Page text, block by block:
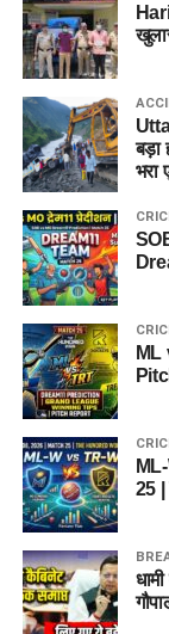
जेल नहीं,
होगा माहौल
आलंबन गांव की सबसे
और बच्चों को यह
हैं। इसके बजाय पूरा
किया जाएगा, जहां
विकास से जुड़ी
परिसर को आधुनिक
केंद्र भी खोले जाएंगे।
उपलब्ध कराई जा
बच्चों को रहने की
है, जहां वे खुद को
सकें।
5 एकड़
आलंबन गांव
बताई गई है। विभाग
आसपास जमीन
बड़ा
भरा
ML
25